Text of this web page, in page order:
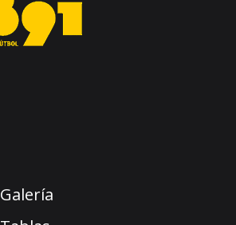
Galería